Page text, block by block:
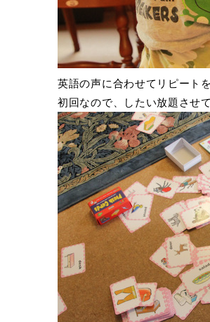
英語の声に合わせてリピート
初回なので、したい放題させ